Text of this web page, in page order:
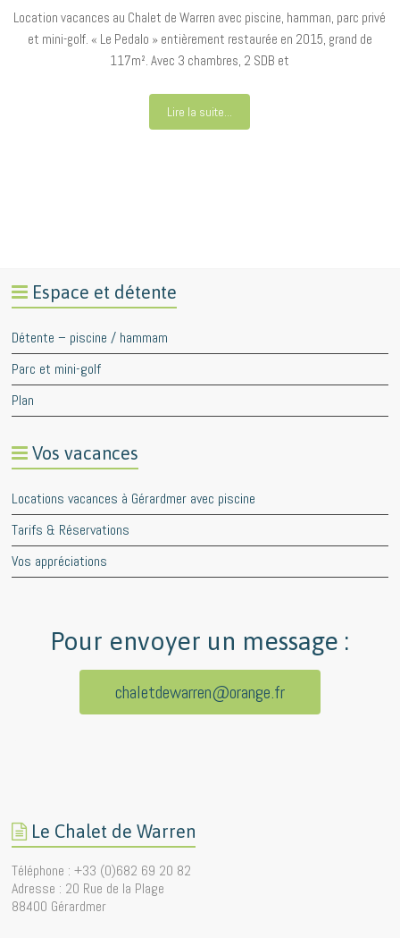
Location vacances au Chalet de Warren avec piscine, hamman, parc privé
et mini-golf. « Le Pedalo » entièrement restaurée en 2015, grand de
117m². Avec 3 chambres, 2 SDB et
Lire la suite...
Espace et détente
Détente – piscine / hammam
Parc et mini-golf
Plan
Vos vacances
Locations vacances à Gérardmer avec piscine
Tarifs & Réservations
Vos appréciations
Pour envoyer un message :
chaletdewarren@orange.fr
Le Chalet de Warren
Téléphone : +33 (0)682 69 20 82
Adresse : 20 Rue de la Plage
88400 Gérardmer